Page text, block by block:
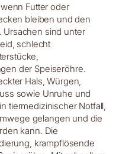
Futter oder
bleiben und den
Ursachen sind unter
schlecht
der Speiseröhre.
Hals, Würgen,
sowie Unruhe und
tiermedizinischer Notfall,
gelangen und die
kann. Die
krampflösende